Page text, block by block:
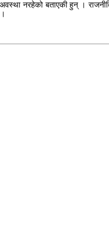
नरहेको बताएकी हुन् ।